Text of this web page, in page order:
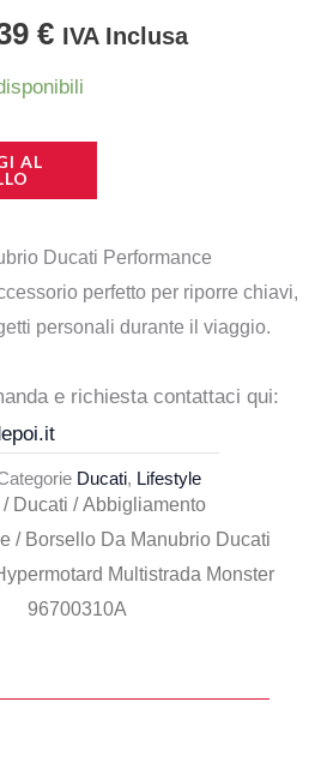
€.
€Il
prezzo
attuale
è:
33,39 €.
IVA Inclusa
AL
Ducati Performance
perfetto per riporre chiavi,
personali durante il viaggio.
e richiesta contattaci qui:
Ducati, Lifestyle
/ Ducati /Abbigliamento
/ Borsello Da Manubrio Ducati
Multistrada Monster
96700310A